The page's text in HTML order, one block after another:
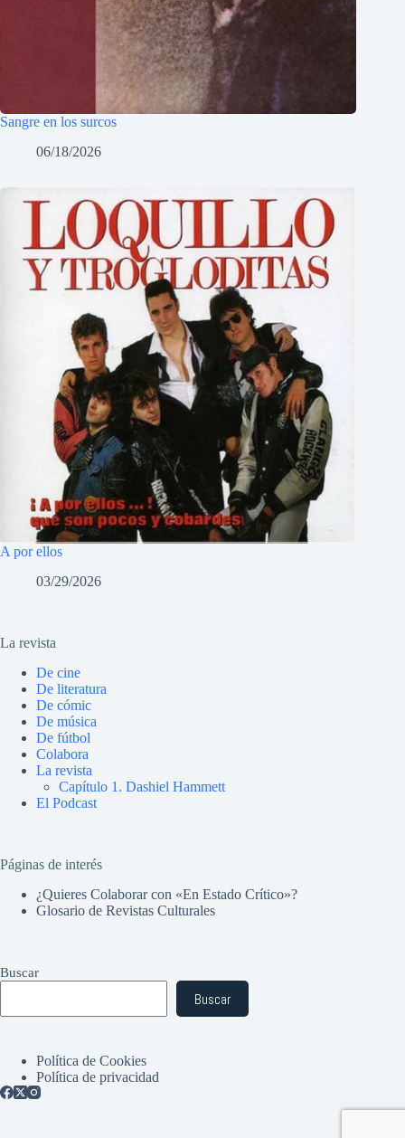
Sangre en los surcos
06/18/2026
A por ellos
03/29/2026
La revista
De cine
De literatura
De cómic
De música
De fútbol
Colabora
La revista
Capítulo 1. Dashiel Hammett
El Podcast
Páginas de interés
¿Quieres Colaborar con «En Estado Crítico»?
Glosario de Revistas Culturales
Buscar
Buscar
Política de Cookies
Política de privacidad